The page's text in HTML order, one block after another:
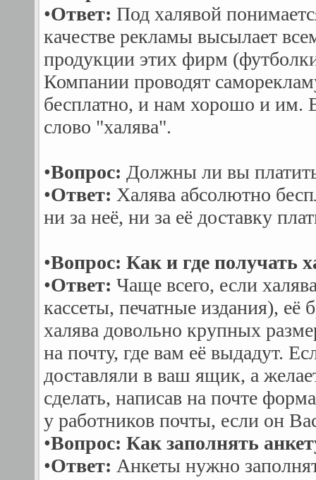
•Ответ: Под халявой
качестве рекламы высылает
продукции этих фирм
Компании проводят
бесплатно, и нам хорошо и им.
слово "халява".
•Вопрос: Должны ли вы
•Ответ: Халява абсолютно
ни за неё, ни за её доставку
•Вопрос: Как и где получать
•Ответ: Чаще всего, если
кассеты, печатные издания),
халява довольно крупных
на почту, где вам её выдадут.
доставляли в ваш ящик, а
сделать, написав на почте
у работников почты, если он
•Вопрос: Как заполнять
•Ответ: Анкеты нужно